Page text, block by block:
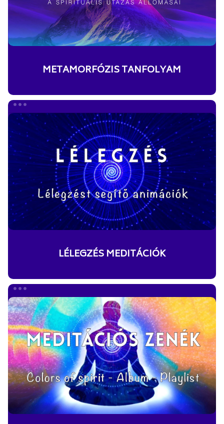
METAMORFÓZIS TANFOLYAM
MEDITÁCIÓK
LÉLEGZÉS MEDITÁCIÓK
ZENÉK